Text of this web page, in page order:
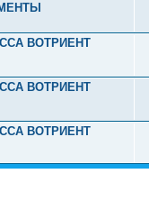
ВОТРИЕНТ
ВОТРИЕНТ
ВОТРИЕНТ